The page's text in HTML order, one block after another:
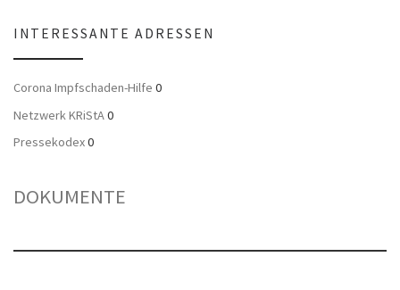
INTERESSANTE ADRESSEN
Corona Impfschaden-Hilfe 0
Netzwerk KRiStA0
Pressekodex0
DOKUMENTE